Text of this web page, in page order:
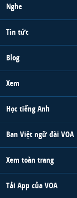
Nghe
Tin tức
Blog
Xem
Học tiếng Anh
Ban Việt ngữ đài VOA
Xem toàn trang
Tải App của VOA